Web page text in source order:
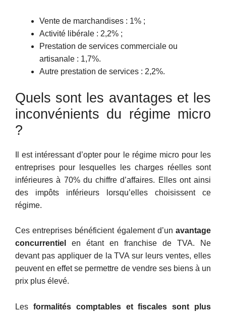
Vente de marchandises : 1% ;
Activité libérale : 2,2% ;
Prestation de services commerciale ou
artisanale : 1,7%.
Autre prestation de services : 2,2%.
Quels sont les avantages et les
inconvénients du régime micro
?
Il est intéressant d’opter pour le régime micro pour les
entreprises pour lesquelles les charges réelles sont
inférieures à 70% du chiffre d’affaires. Elles ont ainsi
des impôts inférieurs lorsqu’elles choisissent ce
régime.
Ces entreprises bénéficient également d’un avantage
concurrentiel
en étant en franchise de TVA. Ne
devant pas appliquer de la TVA sur leurs ventes, elles
peuvent en effet se permettre de vendre ses biens à un
prix plus élevé.
Les formalités comptables et fiscales sont plus